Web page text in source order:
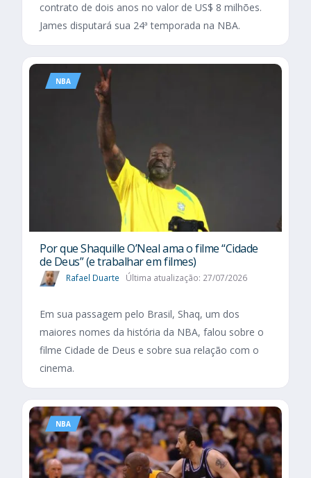
contrato de dois anos no valor de US$ 8 milhões.
James disputará sua 24ª temporada na NBA.
NBA
Por que Shaquille O’Neal ama o filme “Cidade
de Deus” (e trabalhar em filmes)
Rafael Duarte Última atualização: 27/07/2026
Em sua passagem pelo Brasil, Shaq, um dos
maiores nomes da história da NBA, falou sobre o
filme Cidade de Deus e sobre sua relação com o
cinema.
NBA